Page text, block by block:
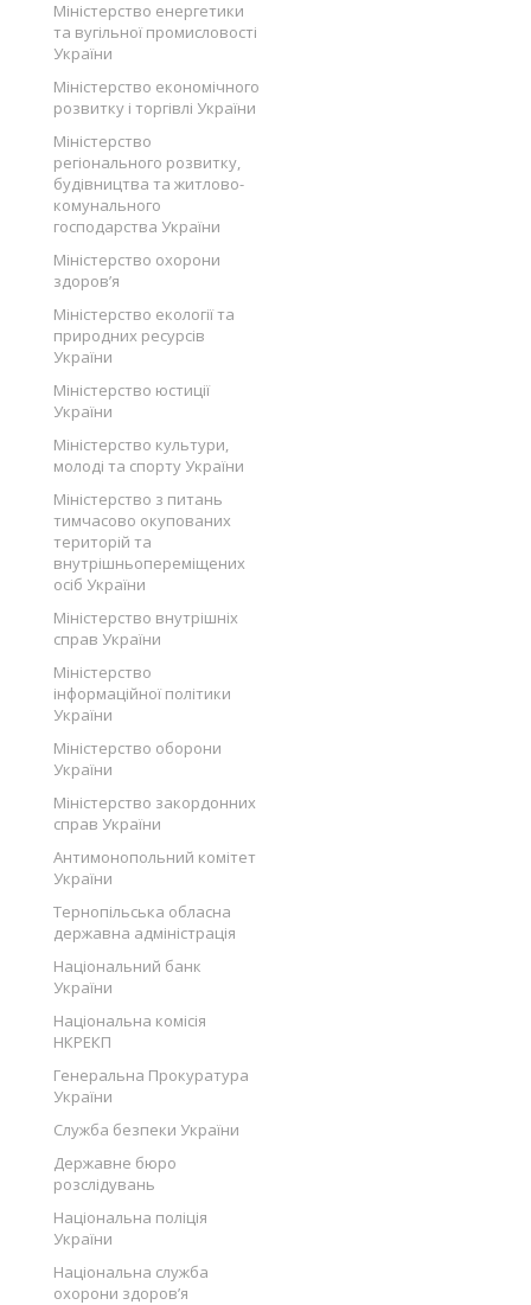
Міністерство енергетики
та вугільної промисловості
України
Міністерство економічного
розвитку і торгівлі України
Міністерство
регіонального розвитку,
будівництва та житлово-
комунального
господарства України
Міністерство охорони
здоров’я
Міністерство екології та
природних ресурсів
України
Міністерство юстиції
України
Міністерство культури,
молоді та спорту України
Міністерство з питань
тимчасово окупованих
територій та
внутрішньопереміщених
осіб України
Міністерство внутрішніх
справ України
Міністерство
інформаційної політики
України
Міністерство оборони
України
Міністерство закордонних
справ України
Антимонопольний комітет
України
Тернопільська обласна
державна адміністрація
Національний банк
України
Національна комісія
НКРЕКП
Генеральна Прокуратура
України
Служба безпеки України
Державне бюро
розслідувань
Національна поліція
України
Національна служба
охорони здоров’я